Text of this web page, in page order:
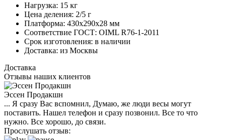
Нагрузка: 15 кг
Цена деления: 2/5 г
Платформа: 430х290х28 мм
Соответствие ГОСТ: OIML R76-1-2011
Срок изготовления: в наличии
Доставка: из Москвы
Доставка
Отзывы наших клиентов
Эссен Продакшн
... Я сразу Вас вспомнил, Думаю, же люди весы могут
поставить. Нашел телефон и сразу позвонил. Все то что
нужно. Все хорошо, до связи.
Прослушать отзыв: